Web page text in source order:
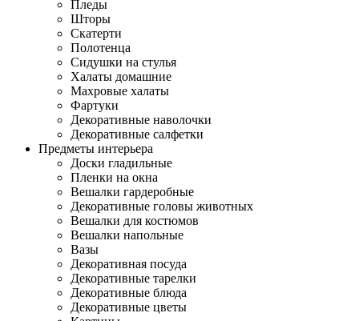
Пледы
Шторы
Скатерти
Полотенца
Сидушки на стулья
Халаты домашние
Махровые халаты
Фартуки
Декоративные наволочки
Декоративные салфетки
Предметы интерьера
Доски гладильные
Пленки на окна
Вешалки гардеробные
Декоративные головы животных
Вешалки для костюмов
Вешалки напольные
Вазы
Декоративная посуда
Декоративные тарелки
Декоративные блюда
Декоративные цветы